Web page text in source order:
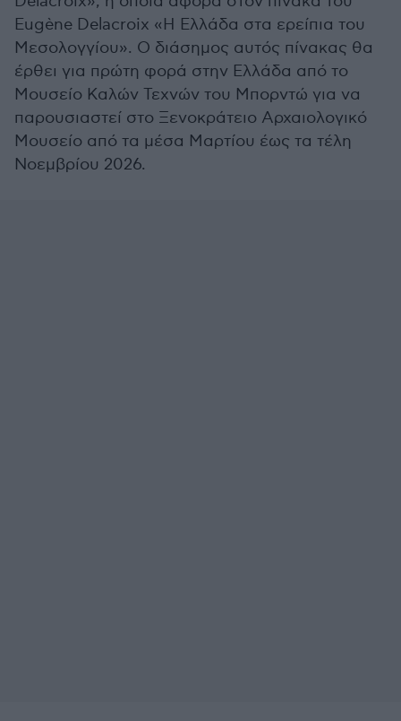
Eugène Delacroix «Η Ελλάδα στα ερείπια του
Μεσολογγίου». Ο διάσημος αυτός πίνακας θα
έρθει για πρώτη φορά στην Ελλάδα από το
Μουσείο Καλών Τεχνών του Μπορντώ για να
παρουσιαστεί στο Ξενοκράτειο Αρχαιολογικό
Μουσείο από τα μέσα Μαρτίου έως τα τέλη
Νοεμβρίου 2026.